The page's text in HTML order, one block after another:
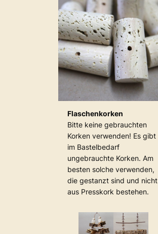
Flaschenkorken
Bitte keine gebrauchten
Korken verwenden! Es gibt
im Bastelbedarf
ungebrauchte Korken. Am
besten solche verwenden,
die gestanzt sind und nicht
aus Presskork bestehen.